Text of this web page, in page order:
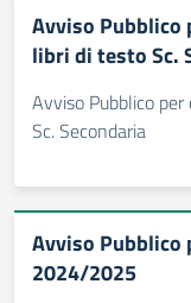
Avviso Pubblico
libri di testo Sc.
Avviso Pubblico
Sc. Secondaria
Avviso Pubblico
2024/2025